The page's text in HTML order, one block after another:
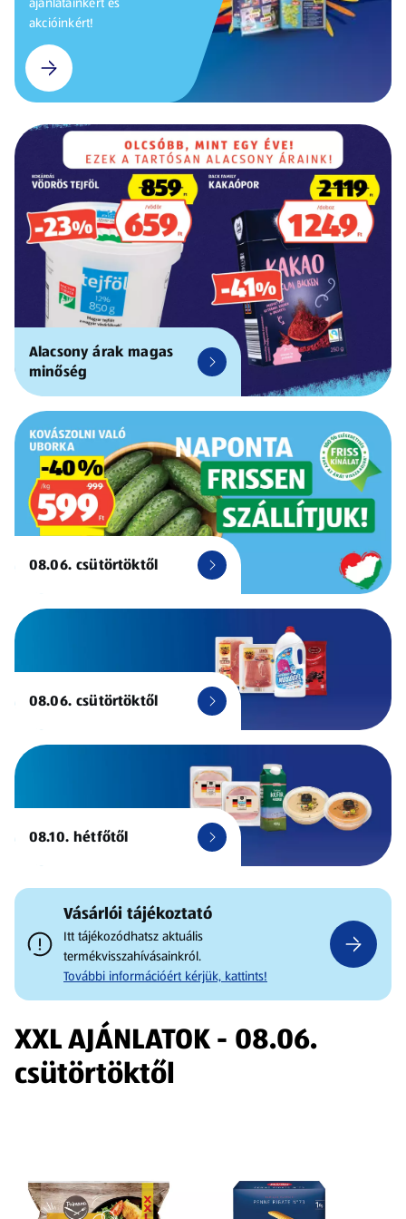
akcióinkért!
Alacsony árak magas
minőség
08.06. csütörtöktől
08.06. csütörtöktől
08.10. hétfőtől
Vásárlói tájékoztató
Itt tájékozódhatsz aktuális
termékvisszahívásainkról.
További információért kérjük, kattints!
XXL AJÁNLATOK - 08.06.
csütörtöktől